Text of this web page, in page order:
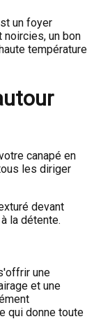
un foyer
un bon
température
canapé en
les diriger
devant
la détente.
une
et une
qui donne toute